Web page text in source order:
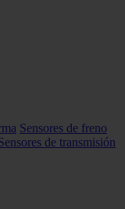
Sensores de freno
de transmisión